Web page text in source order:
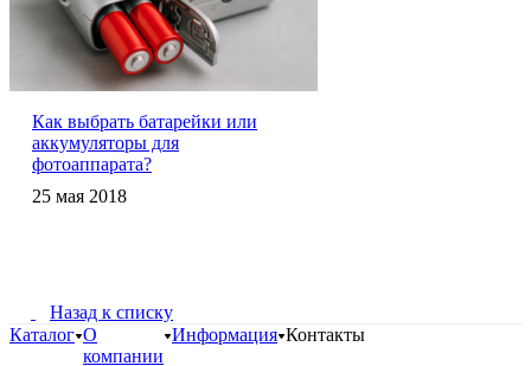
Как выбрать батарейки или
аккумуляторы для
фотоаппарата?
25 мая 2018
Назад к списку
Каталог О
компании
Информация Контакты